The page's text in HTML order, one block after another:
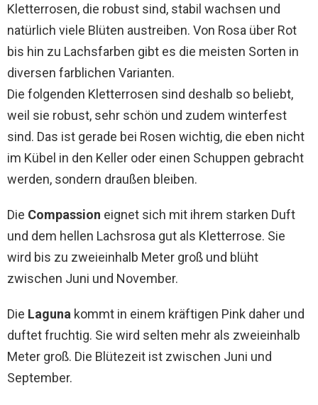
Kletterrosen, die robust sind, stabil wachsen und
natürlich viele Blüten austreiben. Von Rosa über Rot
bis hin zu Lachsfarben gibt es die meisten Sorten in
diversen farblichen Varianten.
Die folgenden Kletterrosen sind deshalb so beliebt,
weil sie robust, sehr schön und zudem winterfest
sind. Das ist gerade bei Rosen wichtig, die eben nicht
im Kübel in den Keller oder einen Schuppen gebracht
werden, sondern draußen bleiben.
Die Compassion eignet sich mit ihrem starken Duft
und dem hellen Lachsrosa gut als Kletterrose. Sie
wird bis zu zweieinhalb Meter groß und blüht
zwischen Juni und November.
Die Laguna kommt in einem kräftigen Pink daher und
duftet fruchtig. Sie wird selten mehr als zweieinhalb
Meter groß. Die Blütezeit ist zwischen Juni und
September.